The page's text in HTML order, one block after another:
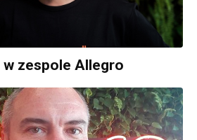
w zespole Allegro